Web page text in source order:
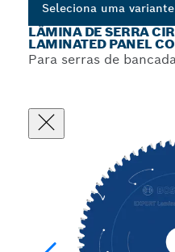
Seleciona uma variante
LÂMINA DE SERRA
LAMINATED PANEL
Para serras de